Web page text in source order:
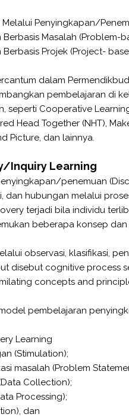
Melalui Penyingkapan/
Masalah (Problem-
Projek (Project-
dalam
pembelajaran di
seperti Cooperative
Head Together (NHT),
Picture, dan lainnya.
Inquiry Learning
penemuan
dan hubungan melalui
terjadi bila individu
beberapa konsep dan
observasi, klasifikasi,
disebut cognitive process
concepts and
pembelajaran
Learning
(Stimulation);
masalah (Problem
Collection);
Processing);
dan